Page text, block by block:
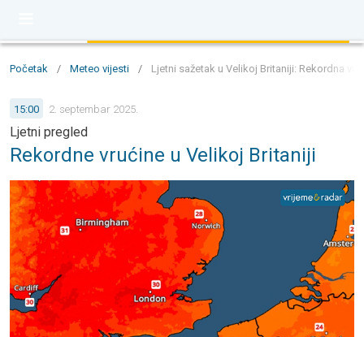
Početak / Meteo vijesti / Ljetni sažetak u Velikoj Britaniji: Rekordna
15:00 2. septembar 2025.
Ljetni pregled
Rekordne vrućine u Velikoj Britaniji